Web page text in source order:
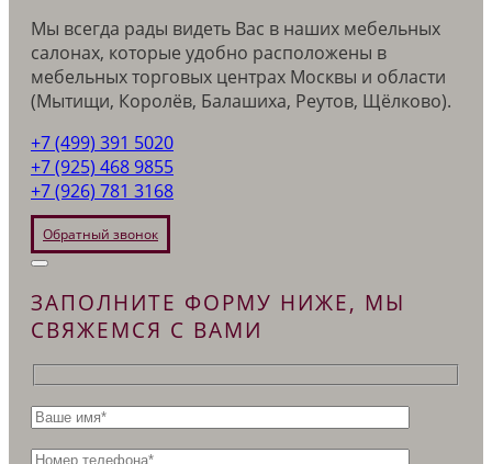
Мы всегда рады видеть Вас в наших мебельных
салонах, которые удобно расположены в
мебельных торговых центрах Москвы и области
(Мытищи, Королёв, Балашиха, Реутов, Щёлково).
+7 (499) 391 5020
+7 (925) 468 9855
+7 (926) 781 3168
Обратный звонок
ЗАПОЛНИТЕ ФОРМУ НИЖЕ, МЫ
СВЯЖЕМСЯ С ВАМИ